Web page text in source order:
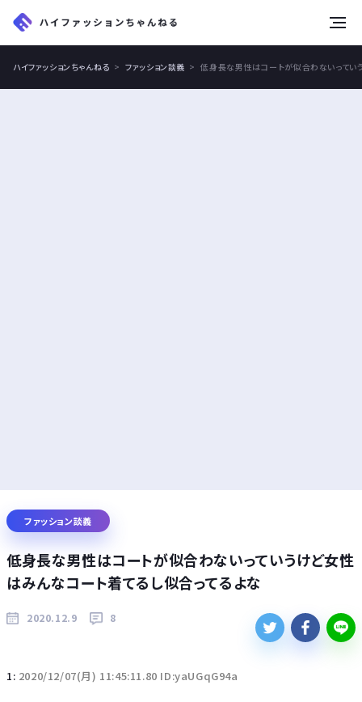
ハイファッションちゃんねる ファッション談義 低身長な男性はコートが似合わないってい
ファッション談義
低身長な男性はコートが似合わないっていうけど女性
はみんなコート着てるし似合ってるよな
2020.12.9 8
1: 2020/12/07(月) 11:45:11.80 ID:yaUGqG94a